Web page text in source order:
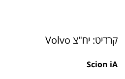
קרדיט: יח"צ Volvo
Scion iA